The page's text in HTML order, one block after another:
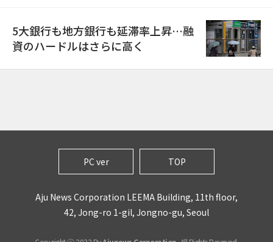
5大銀行も地方銀行も延滞率上昇…融
資のハードルはさらに高く
PC ver TOP
Aju News Corporation LEEMA Building, 11th floor,
42, Jong-ro 1-gil, Jongno-gu, Seoul